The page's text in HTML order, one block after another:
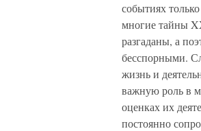
событиях
многие тайны
разгаданы, а
бесспорными.
жизнь и
важную роль в
оценках их
постоянно